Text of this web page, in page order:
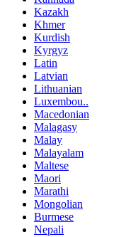
Kazakh
Khmer
Kurdish
Kyrgyz
Latin
Latvian
Lithuanian
Luxembou..
Macedonian
Malagasy
Malay
Malayalam
Maltese
Maori
Marathi
Mongolian
Burmese
Nepali